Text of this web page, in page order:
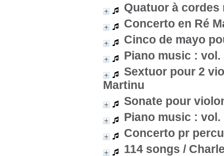
Quatuor à cordes
Concerto en Ré
Cinco de mayo
Piano music : vol.
Sextuor pour 2
Martinu
Sonate pour
Piano music : vol.
Concerto pr
114 songs /